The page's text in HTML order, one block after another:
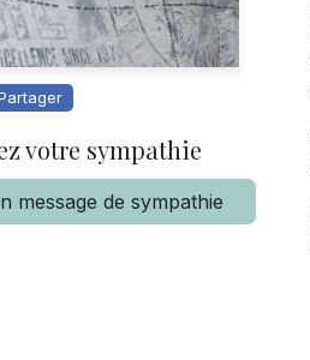
votre sympathie
message de sympathie